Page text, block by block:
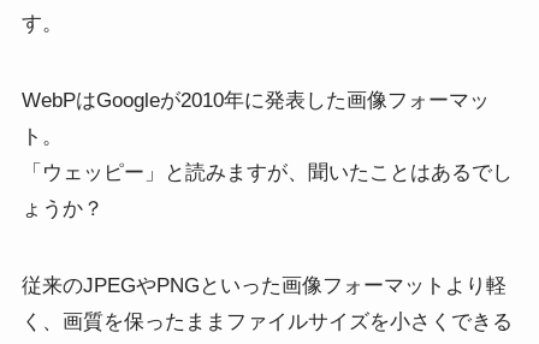
す。
WebPはGoogleが2010年に発表した画像フォーマッ
ト。
「ウェッピー」と読みますが、聞いたことはあるでし
ょうか？
従来のJPEGやPNGといった画像フォーマットより軽
く、画質を保ったままファイルサイズを小さくできる